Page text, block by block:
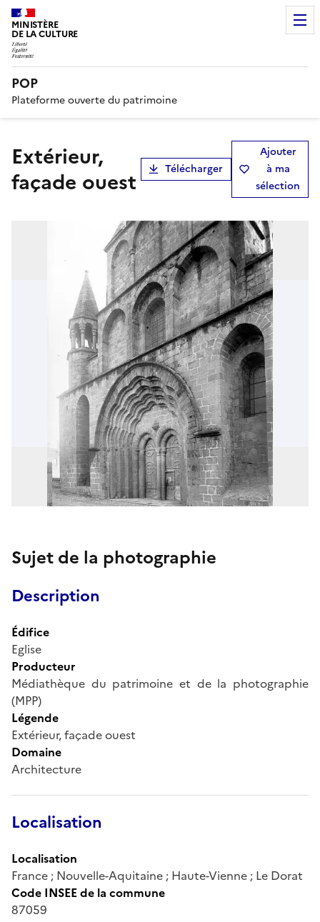
MINISTÈRE
DE LA CULTURE
POP
Plateforme ouverte du patrimoine
Extérieur,
façade ouest
Télécharger
Ajouter
à ma
sélection
Sujet de la photographie
Description
Édifice
Eglise
Producteur
Médiathèque du patrimoine et de la photographie
(MPP)
Légende
Extérieur, façade ouest
Domaine
Architecture
Localisation
Localisation
France ; Nouvelle-Aquitaine ; Haute-Vienne ; Le Dorat
Code INSEE de la commune
87059